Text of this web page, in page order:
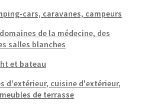
cars, caravanes, campeurs
de la médecine, des
salles blanches
et bateau
d'extérieur, cuisine d'extérieur,
de terrasse